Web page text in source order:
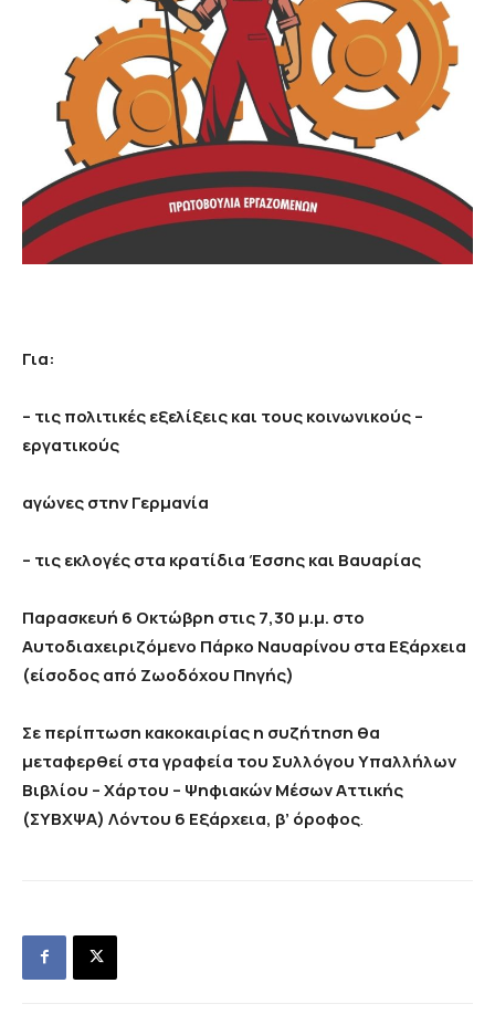
Για:
– τις πολιτικές εξελίξεις και τους κοινωνικούς –
εργατικούς
αγώνες στην Γερμανία
– τις εκλογές στα κρατίδια Έσσης και Βαυαρίας
Παρασκευή 6 Οκτώβρη στις 7,30 μ.μ. στο
Αυτοδιαχειριζόμενο Πάρκο Ναυαρίνου στα Εξάρχεια
(είσοδος από Ζωοδόχου Πηγής)
Σε περίπτωση κακοκαιρίας η συζήτηση θα
μεταφερθεί στα γραφεία του Συλλόγου Υπαλλήλων
Βιβλίου – Χάρτου – Ψηφιακών Μέσων Αττικής
(ΣΥΒΧΨΑ) Λόντου 6 Εξάρχεια, β’ όροφος.